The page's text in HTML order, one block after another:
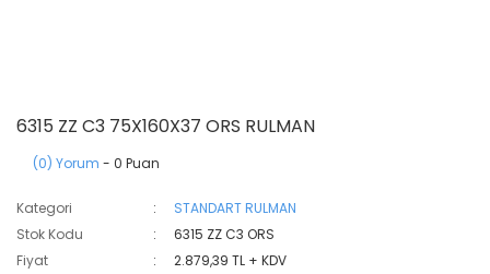
6315 ZZ C3 75X160X37 ORS RULMAN
(0) Yorum - 0 Puan
Kategori
STANDART RULMAN
Stok Kodu
6315 ZZ C3 ORS
Fiyat
2.879,39 TL + KDV